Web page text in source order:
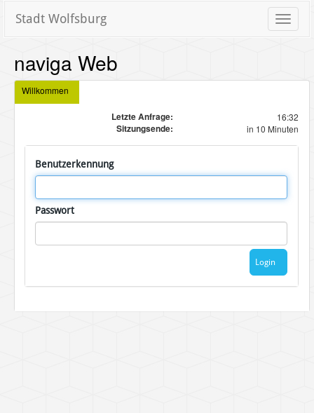
Toggle
Stadt Wolfsburg
naviga Web
Willkommen
Letzte Anfrage: 16:32
Sitzungsende: in 10 Minuten
Benutzerkennung
Passwort